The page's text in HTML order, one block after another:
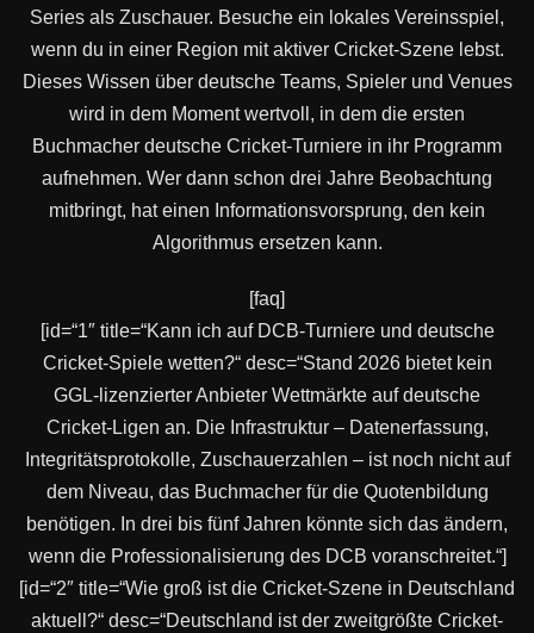
Series als Zuschauer. Besuche ein lokales Vereinsspiel,
wenn du in einer Region mit aktiver Cricket-Szene lebst.
Dieses Wissen über deutsche Teams, Spieler und Venues
wird in dem Moment wertvoll, in dem die ersten
Buchmacher deutsche Cricket-Turniere in ihr Programm
aufnehmen. Wer dann schon drei Jahre Beobachtung
mitbringt, hat einen Informationsvorsprung, den kein
Algorithmus ersetzen kann.
[faq]
[id=“1″ title=“Kann ich auf DCB-Turniere und deutsche
Cricket-Spiele wetten?“ desc=“Stand 2026 bietet kein
GGL-lizenzierter Anbieter Wettmärkte auf deutsche
Cricket-Ligen an. Die Infrastruktur – Datenerfassung,
Integritätsprotokolle, Zuschauerzahlen – ist noch nicht auf
dem Niveau, das Buchmacher für die Quotenbildung
benötigen. In drei bis fünf Jahren könnte sich das ändern,
wenn die Professionalisierung des DCB voranschreitet.“]
[id=“2″ title=“Wie groß ist die Cricket-Szene in Deutschland
aktuell?“ desc=“Deutschland ist der zweitgrößte Cricket-